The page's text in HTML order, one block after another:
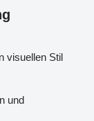
visuellen Stil
und